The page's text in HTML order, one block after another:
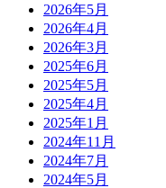
2026年5月
2026年4月
2026年3月
2025年6月
2025年5月
2025年4月
2025年1月
2024年11月
2024年7月
2024年5月